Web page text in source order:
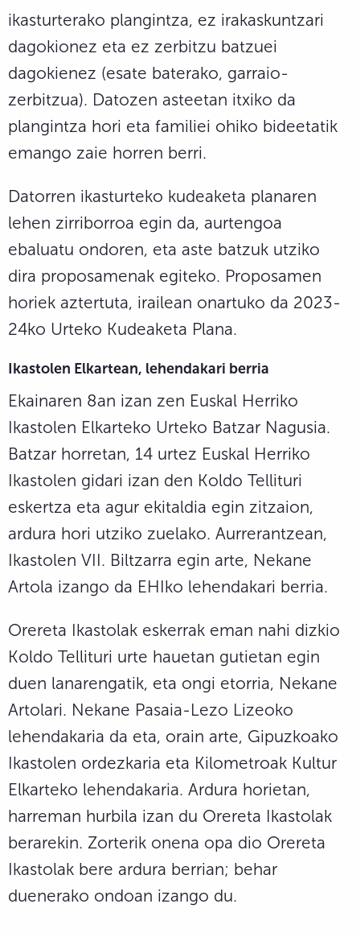
ikasturterako plangintza, ez irakaskuntzari
dagokionez eta ez zerbitzu batzuei
dagokienez (esate baterako, garraio-
zerbitzua). Datozen asteetan itxiko da
plangintza hori eta familiei ohiko bideetatik
emango zaie horren berri.
Datorren ikasturteko kudeaketa planaren
lehen zirriborroa egin da, aurtengoa
ebaluatu ondoren, eta aste batzuk utziko
dira proposamenak egiteko. Proposamen
horiek aztertuta, irailean onartuko da 2023-
24ko Urteko Kudeaketa Plana.
Ikastolen Elkartean, lehendakari berria
Ekainaren 8an izan zen Euskal Herriko
Ikastolen Elkarteko Urteko Batzar Nagusia.
Batzar horretan, 14 urtez Euskal Herriko
Ikastolen gidari izan den Koldo Tellituri
eskertza eta agur ekitaldia egin zitzaion,
ardura hori utziko zuelako. Aurrerantzean,
Ikastolen VII. Biltzarra egin arte, Nekane
Artola izango da EHIko lehendakari berria.
Orereta Ikastolak eskerrak eman nahi dizkio
Koldo Tellituri urte hauetan gutietan egin
duen lanarengatik, eta ongi etorria, Nekane
Artolari. Nekane Pasaia-Lezo Lizeoko
lehendakaria da eta, orain arte, Gipuzkoako
Ikastolen ordezkaria eta Kilometroak Kultur
Elkarteko lehendakaria. Ardura horietan,
harreman hurbila izan du Orereta Ikastolak
berarekin. Zorterik onena opa dio Orereta
Ikastolak bere ardura berrian; behar
duenerako ondoan izango du.